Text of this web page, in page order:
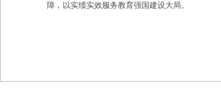
障，以实绩实效服务教育强国建设大局。